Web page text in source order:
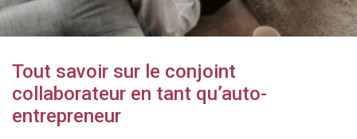
Tout savoir sur le conjoint
collaborateur en tant qu’auto-
entrepreneur